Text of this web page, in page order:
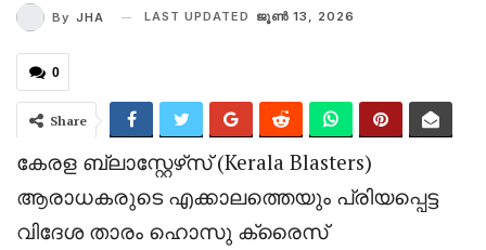
By JHA LAST UPDATED ജൂണ്‍ 13, 2026
0
Share
കേരള ബ്ലാസ്റ്റേഴ്‌സ് (Kerala Blasters)
ആരാധകരുടെ എക്കാലത്തെയും പ്രിയപ്പെട്ട
വിദേശ താരം ഹൊസു ക്രൈസ്